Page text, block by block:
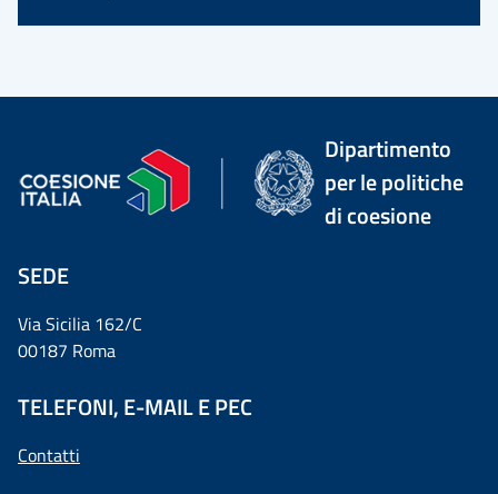
Dipartimento
per le politiche
di coesione
SEDE
Via Sicilia 162/C
00187 Roma
TELEFONI, E-MAIL E PEC
Contatti